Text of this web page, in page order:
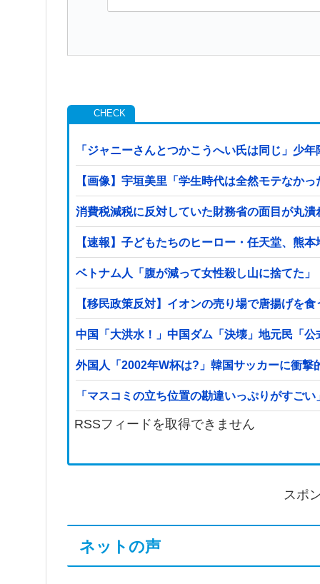
「ジャニーさんとつかこうへい氏は同じ」少
【画像】宇垣美里「学生時代は全然モテなか
消費税減税に反対していた財務省の面目が丸
【速報】子どもたちのヒーロー・任天堂、熊
ベトナム人「腹が減って女性殺し山に捨てた」
【移民政策反対】イオンの売り場で唐揚げを
中国「大洪水！」中国ダム「決壊」地元民「
外国人「2002年W杯は?」韓国サッカーに衝
「マスコミの立ち位置の勘違いっぷりがすご
RSSフィードを取得できません
スポ
ネットの声